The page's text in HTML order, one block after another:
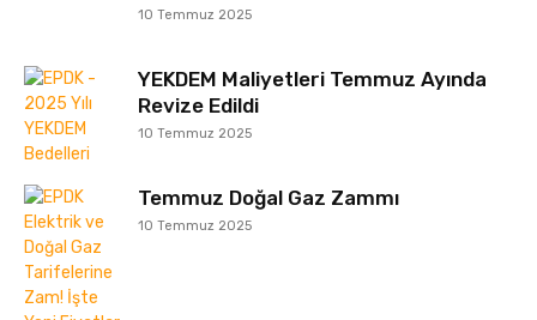
10 Temmuz 2025
YEKDEM Maliyetleri Temmuz Ayında
Revize Edildi
10 Temmuz 2025
Temmuz Doğal Gaz Zammı
10 Temmuz 2025